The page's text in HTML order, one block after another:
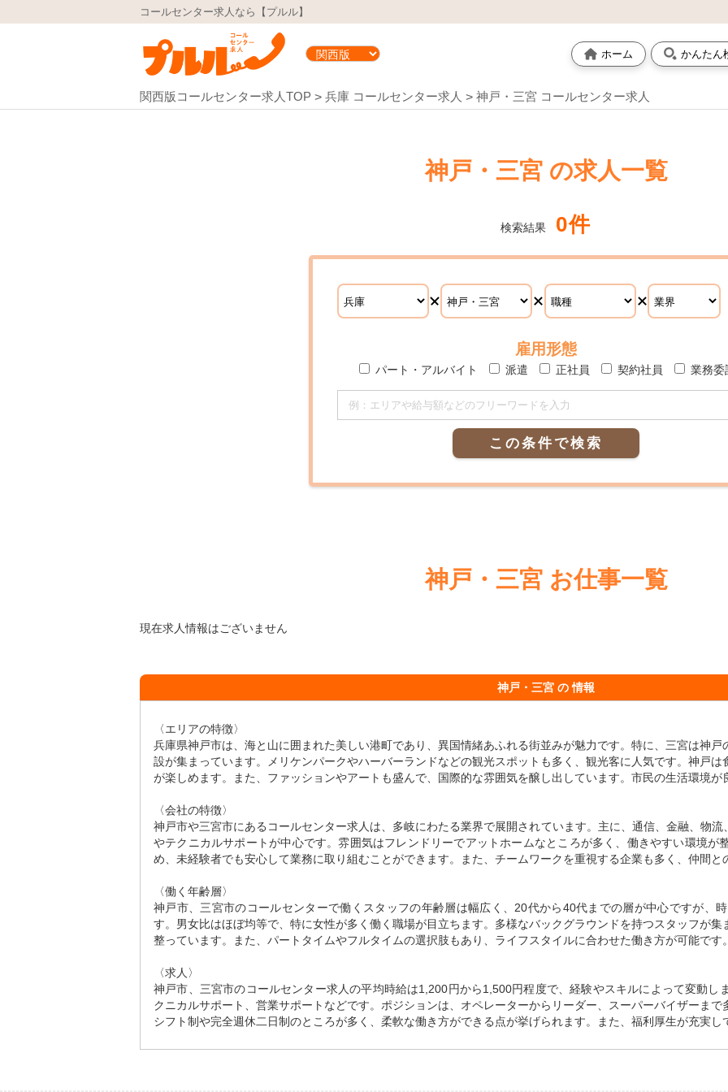
コールセンター求人なら【プルル】
ホーム かんたん
関西版コールセンター求人TOP 兵庫 コールセンター求人 神戸・三宮 コールセンター求人
神戸・三宮 の求人一覧
検索結果 0件
雇用形態
パート・アルバイト 派遣 正社員 契約社員 業務委
この条件で検索
神戸・三宮 お仕事一覧
現在求人情報はございません
神戸・三宮 の 情報
〈エリアの特徴〉
兵庫県神戸市は、海と山に囲まれた美しい港町であり、異国情緒あふれる街並みが魅力です。特に、三宮は神
設が集まっています。メリケンパークやハーバーランドなどの観光スポットも多く、観光客に人気です。神戸
が楽しめます。また、ファッションやアートも盛んで、国際的な雰囲気を醸し出しています。市民の生活環境が
〈会社の特徴〉
神戸市や三宮市にあるコールセンター求人は、多岐にわたる業界で展開されています。主に、通信、金融、物
やテクニカルサポートが中心です。雰囲気はフレンドリーでアットホームなところが多く、働きやすい環境が
め、未経験者でも安心して業務に取り組むことができます。また、チームワークを重視する企業も多く、仲間
〈働く年齢層〉
神戸市、三宮市のコールセンターで働くスタッフの年齢層は幅広く、20代から40代までの層が中心ですが、
す。男女比はほぼ均等で、特に女性が多く働く職場が目立ちます。多様なバックグラウンドを持つスタッフが
整っています。また、パートタイムやフルタイムの選択肢もあり、ライフスタイルに合わせた働き方が可能です
〈求人〉
神戸市、三宮市のコールセンター求人の平均時給は1,200円から1,500円程度で、経験やスキルによって変動し
クニカルサポート、営業サポートなどです。ポジションは、オペレーターからリーダー、スーパーバイザーま
シフト制や完全週休二日制のところが多く、柔軟な働き方ができる点が挙げられます。また、福利厚生が充実し